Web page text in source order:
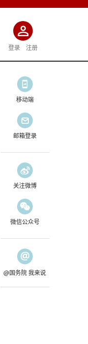
登录 注册
移动端
邮箱登录
关注微博
微信公众号
@国务院 我来说